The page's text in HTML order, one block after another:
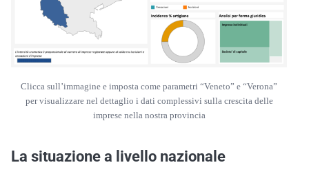
Clicca sull’immagine e imposta come parametri “Veneto” e “Verona”
per visualizzare nel dettaglio i dati complessivi sulla crescita delle
imprese nella nostra provincia
La situazione a livello nazionale